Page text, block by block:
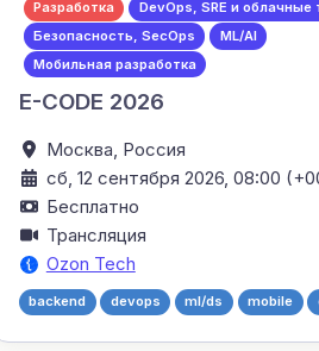
Разработка
DevOps, SRE и облачные
Безопасность, SecOps
ML/AI
Мобильная разработка
E-CODE 2026
Москва, Россия
сб, 12 сентября 2026, 08:00
Бесплатно
Трансляция
Ozon Tech
backend devops ml/ds mobile